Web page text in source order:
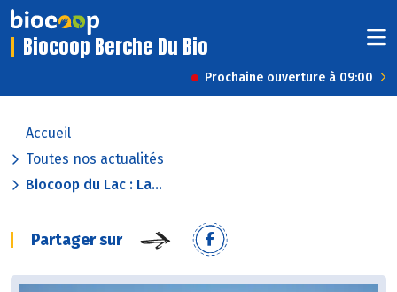
Biocoop Berche Du Bio
Prochaine ouverture à 09:00
Accueil
Toutes nos actualités
Biocoop du Lac : La...
Partager sur